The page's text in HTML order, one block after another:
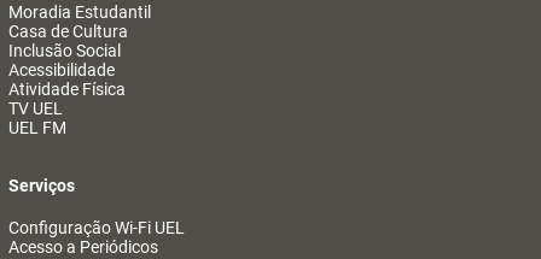
Moradia Estudantil
Casa de Cultura
Inclusão Social
Acessibilidade
Atividade Física
TV UEL
UEL FM
Serviços
Configuração Wi-Fi UEL
Acesso a Periódicos